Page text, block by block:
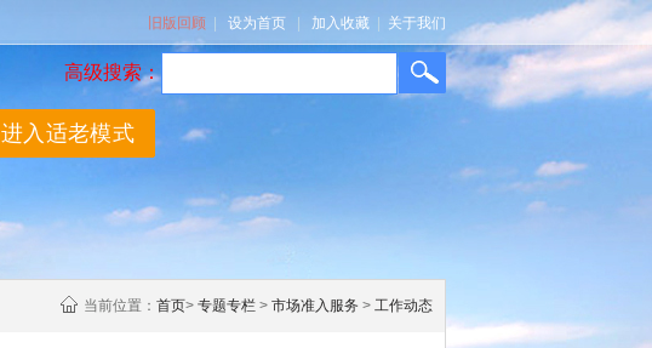
旧版回顾 设为首页 加入收藏 关于我们
高级搜索：
进入适老模式
当前位置： 首页> 专题专栏 > 市场准入服务 > 工作动态